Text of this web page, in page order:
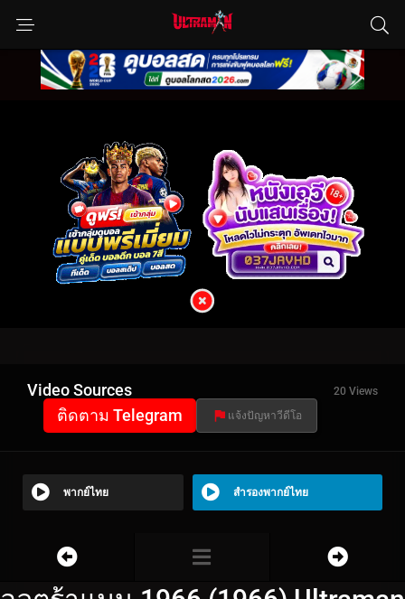
Video Sources 20 Views
ติดตาม Telegram แจ้งปัญหาวีดีโอ
พากย์ไทย สำรองพากย์ไทย